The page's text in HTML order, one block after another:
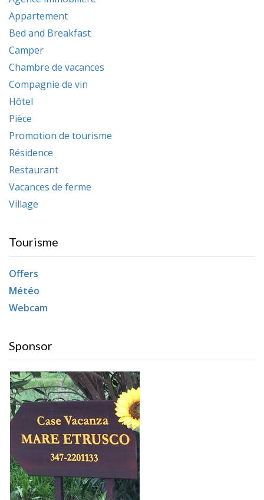
Appartement
Bed and Breakfast
Camper
Chambre de vacances
Compagnie de vin
Hôtel
Pièce
Promotion de tourisme
Résidence
Restaurant
Vacances de ferme
Village
Tourisme
Offers
Météo
Webcam
Sponsor